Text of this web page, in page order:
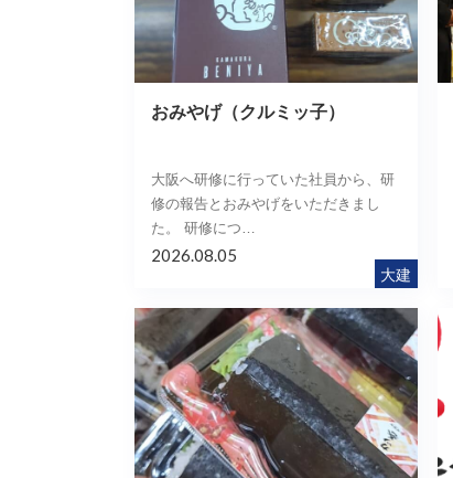
おみやげ（クルミッ子）
大阪へ研修に行っていた社員から、研
修の報告とおみやげをいただきまし
た。 研修につ…
大建
2026.08.05